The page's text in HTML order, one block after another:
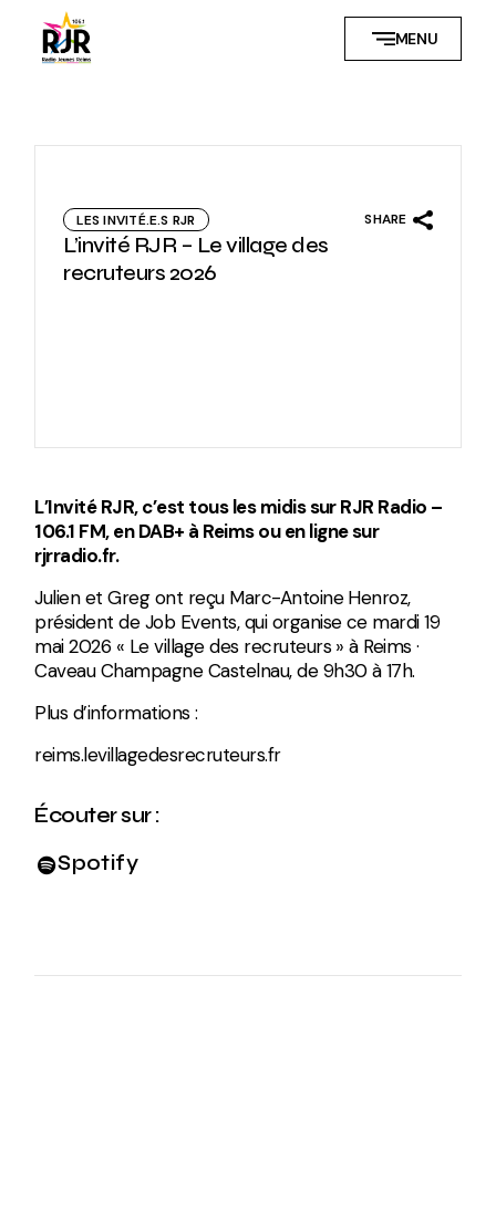
content
MENU
LES INVITÉ.E.S RJR
L’invité RJR – Le village des
recruteurs 2026
SHARE
L’Invité RJR, c’est tous les midis sur RJR Radio –
106.1 FM, en DAB+ à Reims ou en ligne sur
rjrradio.fr.
Julien et Greg ont reçu Marc-Antoine Henroz,
président de Job Events, qui organise ce mardi 19
mai 2026 « Le village des recruteurs » à Reims ·
Caveau Champagne Castelnau, de 9h30 à 17h.
Plus d’informations :
reims.levillagedesrecruteurs.fr
Écouter sur :
Spotify